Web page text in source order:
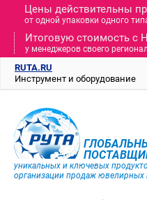
Цены действительны
от одной упаковки одного
Итоговую стоимость c
у менеджеров своего
RUTA.RU
Инструмент и оборудование
уникальных и ключевых
организации продаж ювелирных